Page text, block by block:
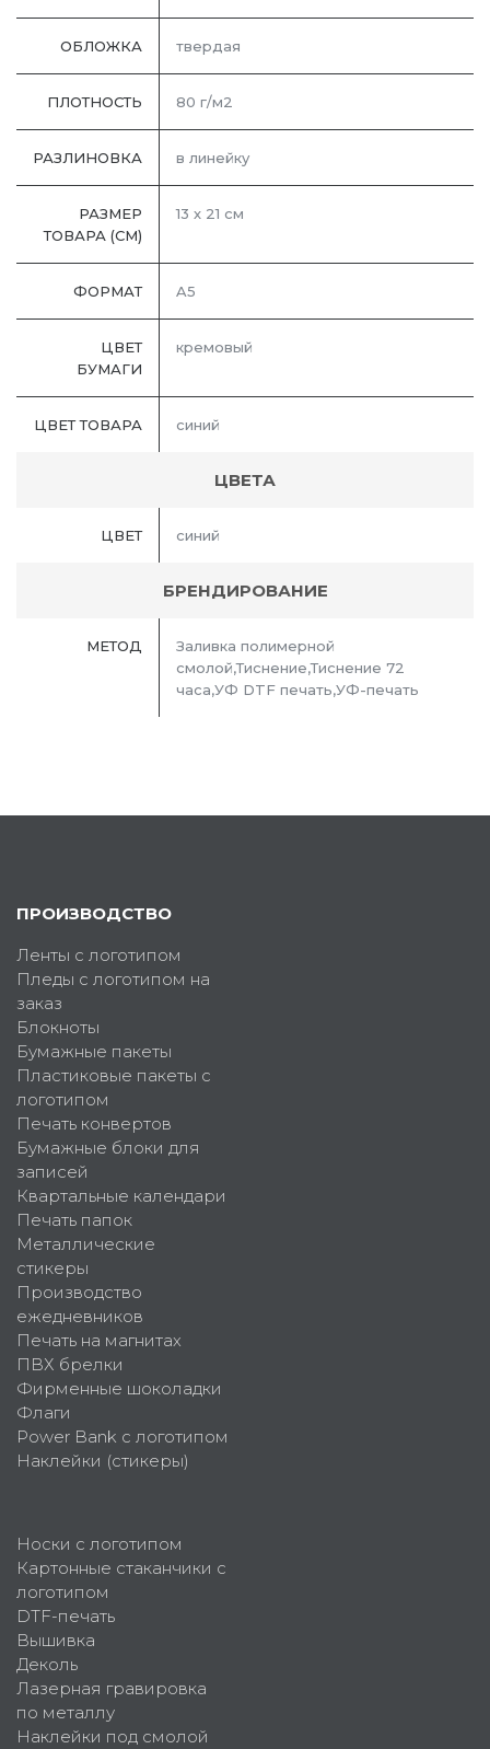
ОБЛОЖКА твердая
ПЛОТНОСТЬ 80 г/м2
РАЗЛИНОВКА в линейку
РАЗМЕР
ТОВАРА (СМ)
13 х 21 см
ФОРМАТ A5
ЦВЕТ
БУМАГИ
кремовый
ЦВЕТ ТОВАРА синий
ЦВЕТА
ЦВЕТ синий
БРЕНДИРОВАНИЕ
МЕТОД
Заливка полимерной
смолой,Тиснение,Тиснение 72
часа,УФ DTF печать,УФ-печать
ПРОИЗВОДСТВО
Ленты с логотипом
Пледы с логотипом на
заказ
Блокноты
Бумажные пакеты
Пластиковые пакеты с
логотипом
Печать конвертов
Бумажные блоки для
записей
Квартальные календари
Печать папок
Металлические
стикеры
Производство
ежедневников
Печать на магнитах
ПВХ брелки
Фирменные шоколадки
Флаги
Power Bank с логотипом
Наклейки (стикеры)
Носки с логотипом
Картонные стаканчики с
логотипом
DTF-печать
Вышивка
Деколь
Лазерная гравировка
по металлу
Наклейки под смолой